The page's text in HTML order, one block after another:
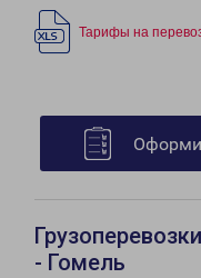
Тарифы на
- Гомель